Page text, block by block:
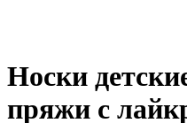
Носки
пряжи с